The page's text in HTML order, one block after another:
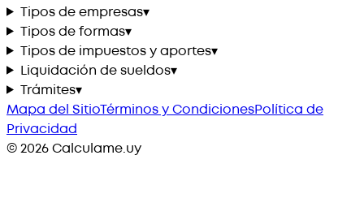
Tipos de empresas▾
Tipos de formas▾
Tipos de impuestos y aportes▾
Liquidación de sueldos▾
Trámites▾
Mapa del SitioTérminos y CondicionesPolítica de
Privacidad
©2026Calculame.uy